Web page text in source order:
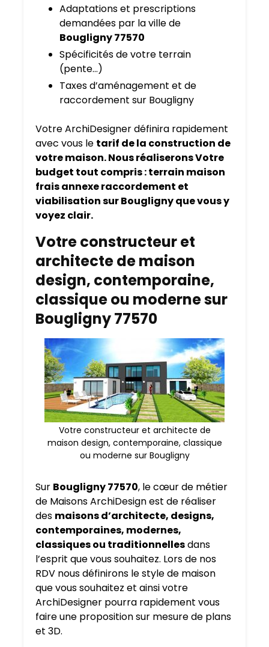
Adaptations et prescriptions
demandées par la ville de
Bougligny 77570
Spécificités de votre terrain
(pente…)
Taxes d’aménagement et de
raccordement sur Bougligny
Votre ArchiDesigner définira rapidement
avec vous le tarif de la construction de
votre maison. Nous réaliserons Votre
budget tout compris : terrain maison
frais annexe raccordement et
viabilisation sur Bougligny que vous y
voyez clair.
Votre constructeur et
architecte de maison
design, contemporaine,
classique ou moderne sur
Bougligny 77570
Votre constructeur et architecte de
maison design, contemporaine, classique
ou moderne sur Bougligny
Sur Bougligny 77570, le cœur de métier
de Maisons ArchiDesign est de réaliser
des maisons d’architecte, designs,
contemporaines, modernes,
classiques ou traditionnellesdans
l’esprit que vous souhaitez. Lors de nos
RDV nous définirons le style de maison
que vous souhaitez et ainsi votre
ArchiDesigner pourra rapidement vous
faire une proposition sur mesure de plans
et 3D.